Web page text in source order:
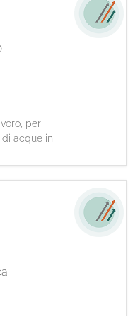
delle
per
acque in
degli impianti
delle
su quadri